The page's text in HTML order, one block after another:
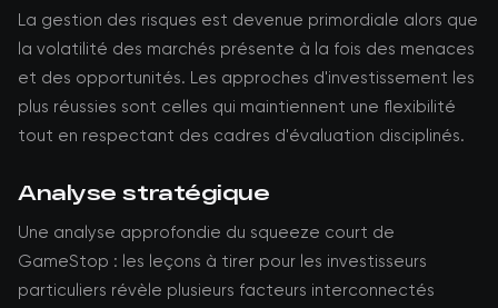
La gestion des risques est devenue primordiale alors que
la volatilité des marchés présente à la fois des menaces
et des opportunités. Les approches d'investissement les
plus réussies sont celles qui maintiennent une flexibilité
tout en respectant des cadres d'évaluation disciplinés.
Analyse stratégique
Une analyse approfondie du squeeze court de
GameStop : les leçons à tirer pour les investisseurs
particuliers révèle plusieurs facteurs interconnectés